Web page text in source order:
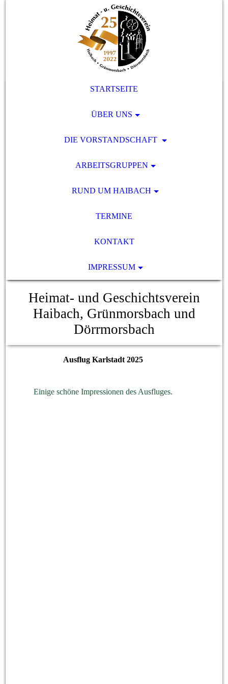
STARTSEITE
ÜBER UNS
DIE VORSTANDSCHAFT
ARBEITSGRUPPEN
RUND UM HAIBACH
TERMINE
KONTAKT
IMPRESSUM
Heimat- und Geschichtsverein
Haibach, Grünmorsbach und
Dörrmorsbach
Ausflug Karlstadt 2025
Einige schöne Impressionen des Ausfluges.